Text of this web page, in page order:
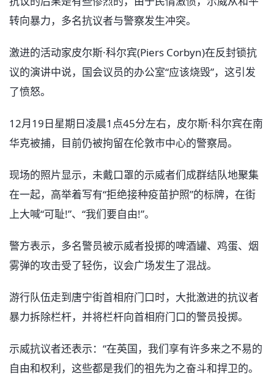
转向暴力，多名抗议者与警察发生冲突。
激进的活动家皮尔斯·科尔宾(Piers Corbyn)在反封锁抗
议的演讲中说，国会议员的办公室“应该烧毁”，这引发
了愤怒。
12月19日星期日凌晨1点45分左右，皮尔斯·科尔宾在南
华克被捕，目前仍被拘留在伦敦市中心的警察局。
现场的照片显示，未戴口罩的示威者们成群结队地聚集
在一起，高举着写有“拒绝接种疫苗护照”的标牌，在街
上大喊“可耻!”、“我们要自由!”。
警方表示，多名警员被示威者投掷的啤酒罐、鸡蛋、烟
雾弹的攻击受了轻伤，议会广场发生了混战。
游行队伍走到唐宁街首相府门口时，大批激进的抗议者
暴力拆除栏杆，并将栏杆向首相府门口的警员投掷。
示威抗议者还表示：“在英国，我们享有许多来之不易的
自由和权利，这些都是我们的祖先为之奋斗和捍卫的。